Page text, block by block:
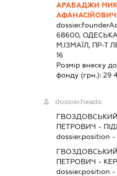
АРАБАДЖИ
АФАНАСІЙОВИЧ
68600,
М.ІЗМАЇЛ, ПР-Т
16
Розмір внеску
фонду (грн.): 29
dossier.heads:
ПЕТРОВИЧ -
dossier.position -
ПЕТРОВИЧ -
dossier.position -